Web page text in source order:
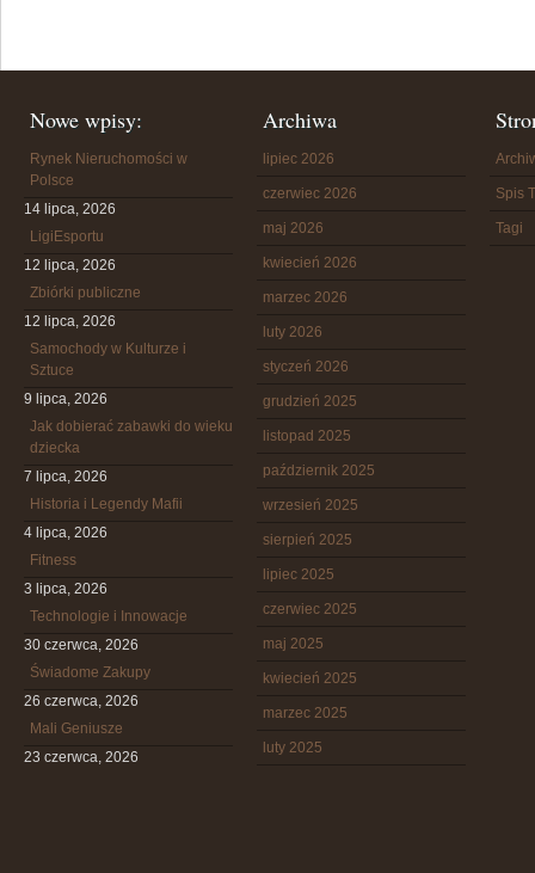
Nowe wpisy:
Rynek Nieruchomości w
Polsce
14 lipca, 2026
LigiEsportu
12 lipca, 2026
Zbiórki publiczne
12 lipca, 2026
Samochody w Kulturze i
Sztuce
9 lipca, 2026
Jak dobierać zabawki do wieku
dziecka
7 lipca, 2026
Historia i Legendy Mafii
4 lipca, 2026
Fitness
3 lipca, 2026
Technologie i Innowacje
30 czerwca, 2026
Świadome Zakupy
26 czerwca, 2026
Mali Geniusze
23 czerwca, 2026
Archiwa
lipiec 2026
czerwiec 2026
maj 2026
kwiecień 2026
marzec 2026
luty 2026
styczeń 2026
grudzień 2025
listopad 2025
październik 2025
wrzesień 2025
sierpień 2025
lipiec 2025
czerwiec 2025
maj 2025
kwiecień 2025
marzec 2025
luty 2025
Spis
Tagi